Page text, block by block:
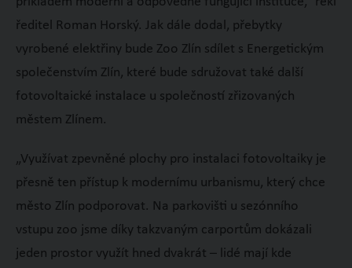
ředitel Roman Horský. Jak dále dodal, přebytky
vyrobené elektřiny bude Zoo Zlín sdílet s Energetickým
společenstvím Zlín, které bude sdružovat také další
fotovoltaické instalace u společností zřizovaných
městem Zlínem.
„Využívat zpevněné plochy pro instalaci fotovoltaiky je
přesně ten přístup k modernímu urbanismu, který chce
město Zlín podporovat. Na parkovišti u sezónního
vstupu zoo jsme díky takzvaným carportům dokázali
jeden prostor využít hned dvakrát – lidé mají kde